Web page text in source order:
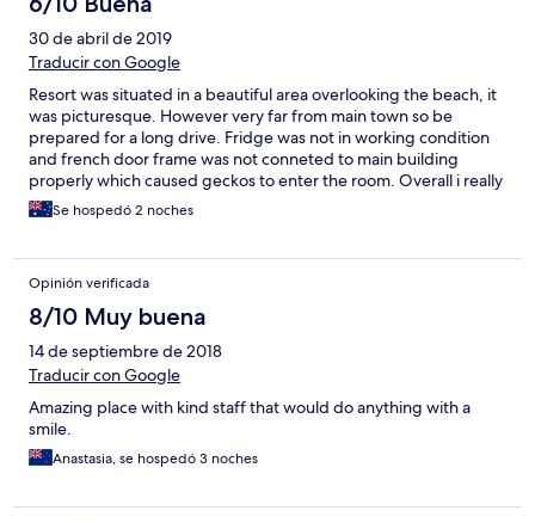
30 de abril de 2019
Traducir con Google
Resort was situated in a beautiful area overlooking the beach, it
was picturesque. However very far from main town so be
prepared for a long drive. Fridge was not in working condition
and french door frame was not conneted to main building
properly which caused geckos to enter the room. Overall i really
loved it here beds were comfortable and the view was
breathtaking.
Se hospedó 2 noches
Opinión verificada
8/10 Muy buena
14 de septiembre de 2018
Traducir con Google
Amazing place with kind staff that would do anything with a
smile.
Anastasia, se hospedó 3 noches